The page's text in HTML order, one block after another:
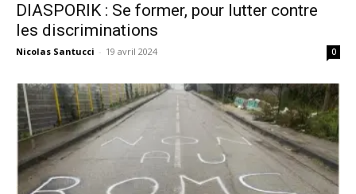
DIASPORIK : Se former, pour lutter contre
les discriminations
Nicolas Santucci - 19 avril 2024 0